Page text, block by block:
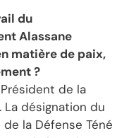
du
Alassane
matière de paix,
?
de la
La désignation du
la Défense Téné